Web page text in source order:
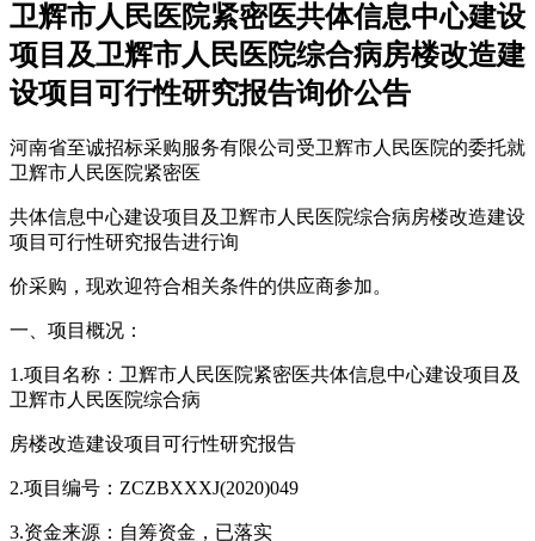
卫辉市人民医院紧密医共体信息中心建设
项目及卫辉市人民医院综合病房楼改造建
设项目可行性研究报告询价公告
河南省至诚招标采购服务有限公司受卫辉市人民医院的委托就
卫辉市人民医院紧密医
共体信息中心建设项目及卫辉市人民医院综合病房楼改造建设
项目可行性研究报告进行询
价采购，现欢迎符合相关条件的供应商参加。
一、项目概况：
1.项目名称：卫辉市人民医院紧密医共体信息中心建设项目及
卫辉市人民医院综合病
房楼改造建设项目可行性研究报告
2.项目编号：ZCZBXXXJ(2020)049
3.资金来源：自筹资金，已落实